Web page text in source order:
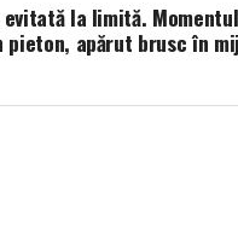
evitată la limită.
pieton, apărut brusc în